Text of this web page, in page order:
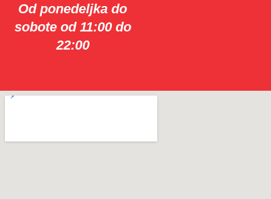
Od ponedeljka do
sobote od 11:00 do
22:00